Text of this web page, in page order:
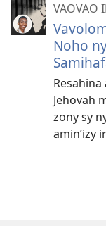
VAOVAO
Noho
Jehovah
zony sy
amin’izy